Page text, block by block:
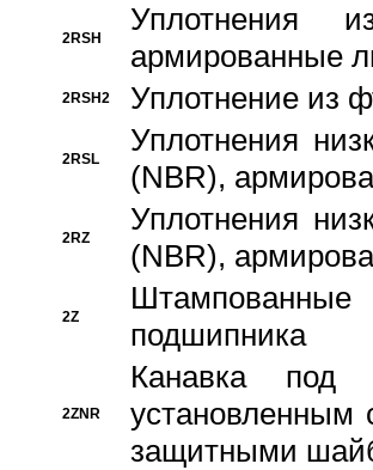
2RSH
Уплотнения
армированные
2RSH2 Уплотнение из
2RSL
Уплотнения
(NBR),
2RZ
Уплотнения
(NBR),
2Z
подшипника
2ZNR
Канавка под
защитными